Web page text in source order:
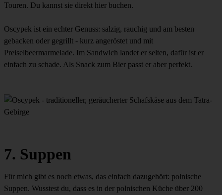
Touren. Du kannst sie direkt hier buchen.
Oscypek ist ein echter Genuss: salzig, rauchig und am besten
gebacken oder gegrillt - kurz angeröstet und mit
Preiselbeermarmelade. Im Sandwich landet er selten, dafür ist er
einfach zu schade. Als Snack zum Bier passt er aber perfekt.
7. Suppen
Für mich gibt es noch etwas, das einfach dazugehört: polnische
Suppen. Wusstest du, dass es in der polnischen Küche über 200